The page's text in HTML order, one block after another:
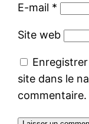
E-mail *
Site web
site dans le
commentaire.